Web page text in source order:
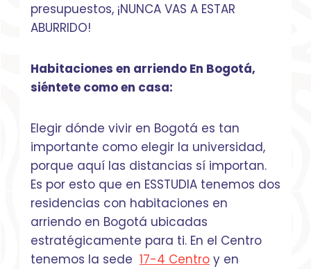
presupuestos, ¡NUNCA VAS A ESTAR
ABURRIDO!
Habitaciones en arriendo En Bogotá,
siéntete como en casa:
Elegir dónde vivir en Bogotá es tan
importante como elegir la universidad,
porque aquí las distancias sí importan.
Es por esto que en ESSTUDIA tenemos dos
residencias con habitaciones en
arriendo en Bogotá ubicadas
estratégicamente para ti. En el Centro
tenemos la sede 17-4 Centro y en